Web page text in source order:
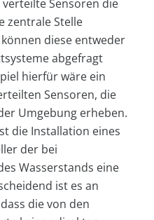
Sensoren die
zentrale Stelle
diese entweder
abgefragt
hierfür wäre ein
Sensoren, die
Umgebung erheben.
die Installation eines
der bei
Wasserstands eine
ist es an
die von den